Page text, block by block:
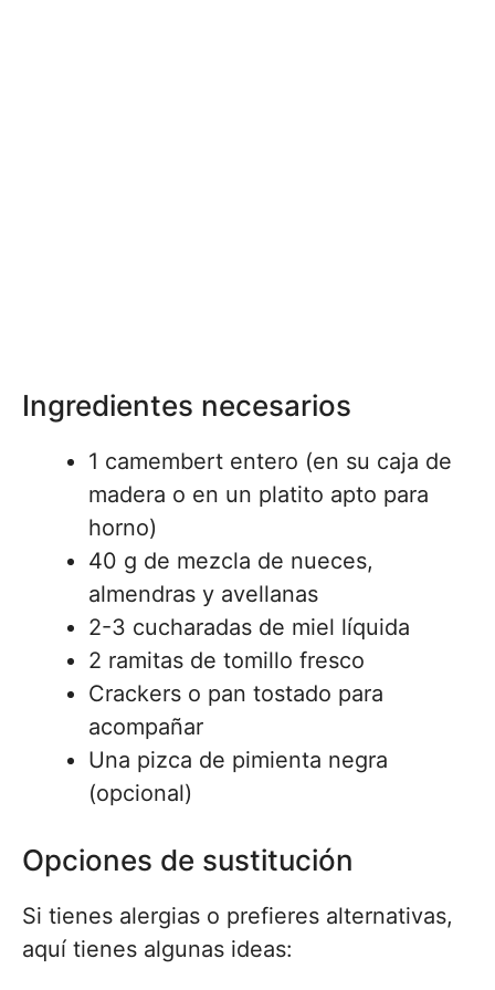
Ingredientes necesarios
1 camembert entero (en su caja de
madera o en un platito apto para
horno)
40 g de mezcla de nueces,
almendras y avellanas
2-3 cucharadas de miel líquida
2 ramitas de tomillo fresco
Crackers o pan tostado para
acompañar
Una pizca de pimienta negra
(opcional)
Opciones de sustitución
Si tienes alergias o prefieres alternativas,
aquí tienes algunas ideas: